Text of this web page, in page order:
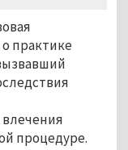
практике
влечения
процедуре.